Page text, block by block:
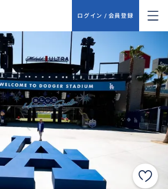
ログイン / 会員登録